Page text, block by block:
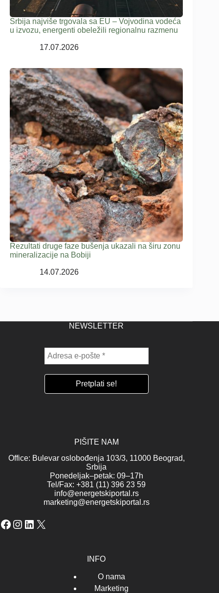
Srbija najviše trgovala sa EU – Vojvodina vodeća
u izvozu, energenti obeležili regionalnu razmenu
17.07.2026
Rezultati druge faze bušenja ukazali na širu zonu
mineralizacije na Bobiji
14.07.2026
NEWSLETTER
PIŠITE NAM
Office: Bulevar oslobođenja 103/3, 11000 Beograd,
Srbija
Ponedeljak–petak: 09–17h
Tel/Fax: +381 (11) 396 23 59
info@energetskiportal.rs
marketing@energetskiportal.rs
Facebook
Instagram
LinkedIn
X
INFO
O nama
Marketing